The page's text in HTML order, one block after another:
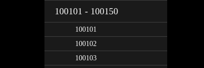
100101 - 100150
100101
100102
100103